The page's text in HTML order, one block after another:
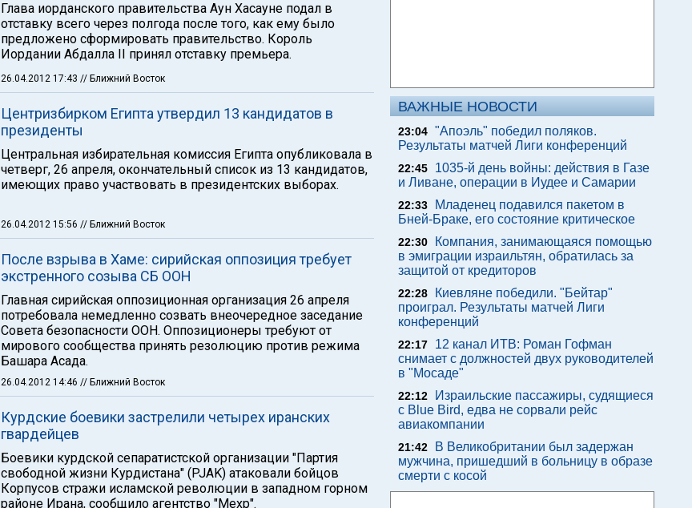
Глава иорданского правительства Аун Хасауне подал в
отставку всего через полгода после того, как ему было
предложено сформировать правительство. Король
Иордании Абдалла II принял отставку премьера.
26.04.2012 17:43 // Ближний Восток
Центризбирком Египта утвердил 13 кандидатов в
президенты
Центральная избирательная комиссия Египта опубликовала в
четверг, 26 апреля, окончательный список из 13 кандидатов,
имеющих право участвовать в президентских выборах.
26.04.2012 15:56 // Ближний Восток
После взрыва в Хаме: сирийская оппозиция требует
экстренного созыва СБ ООН
Главная сирийская оппозиционная организация 26 апреля
потребовала немедленно созвать внеочередное заседание
Совета безопасности ООН. Оппозиционеры требуют от
мирового сообщества принять резолюцию против режима
Башара Асада.
26.04.2012 14:46 // Ближний Восток
Курдские боевики застрелили четырех иранских
гвардейцев
Боевики курдской сепаратистской организации "Партия
свободной жизни Курдистана" (PJAK) атаковали бойцов
Корпусов стражи исламской революции в западном горном
районе Ирана, сообщило агентство "Мехр".
ВАЖНЫЕ НОВОСТИ
23:04 "Апоэль" победил поляков.
Результаты матчей Лиги конференций
22:45
1035-й день войны: действия в Газе
и Ливане, операции в Иудее и Самарии
22:33
Младенец подавился пакетом в
Бней-Браке, его состояние критическое
22:30
Компания, занимающаяся помощью
в эмиграции израильтян, обратилась за
защитой от кредиторов
22:28
Киевляне победили. "Бейтар"
проиграл. Результаты матчей Лиги
конференций
22:17
12 канал ИТВ: Роман Гофман
снимает с должностей двух руководителей
в "Мосаде"
22:12
Израильские пассажиры, судящиеся
с Blue Bird, едва не сорвали рейс
авиакомпании
21:42
В Великобритании был задержан
мужчина, пришедший в больницу в образе
смерти с косой